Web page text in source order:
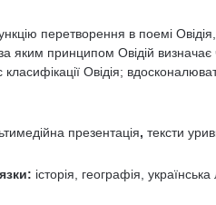
перетворення в поемі
яким принципом Овідій
Овідія;
презентація, тексти
язки: історія, географія,